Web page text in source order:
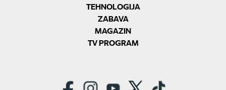
TEHNOLOGIJA
ZABAVA
MAGAZIN
TV PROGRAM